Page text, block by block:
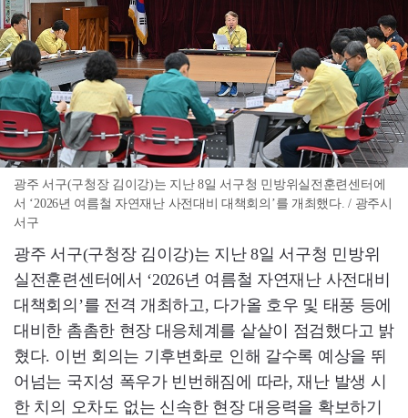
광주 서구(구청장 김이강)는 지난 8일 서구청 민방위실전훈련센터에
서 ‘2026년 여름철 자연재난 사전대비 대책회의’를 개최했다. / 광주시
서구
광주 서구(구청장 김이강)는 지난 8일 서구청 민방위
실전훈련센터에서 ‘2026년 여름철 자연재난 사전대비
대책회의’를 전격 개최하고, 다가올 호우 및 태풍 등에
대비한 촘촘한 현장 대응체계를 샅샅이 점검했다고 밝
혔다. 이번 회의는 기후변화로 인해 갈수록 예상을 뛰
어넘는 국지성 폭우가 빈번해짐에 따라, 재난 발생 시
한 치의 오차도 없는 신속한 현장 대응력을 확보하기